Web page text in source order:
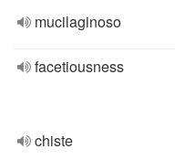
mucilaginoso
facetiousness
chiste